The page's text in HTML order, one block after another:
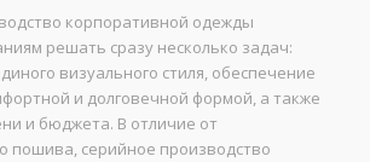
корпоративной одежды
решать сразу несколько задач:
визуального стиля, обеспечение
и долговечной формой, а также
и бюджета. В отличие от
пошива, серийное производство